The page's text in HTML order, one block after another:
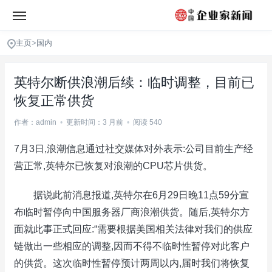
主页> 国内
英特尔断供浪潮后续：临时调整，目前已
恢复正常供货
作者：admin • 更新时间：3 月前 • 阅读 540
7月3日,浪潮信息通过社交媒体对外表示:公司目前生产经
营正常,英特尔已恢复对浪潮的CPU芯片供货。
据说此前消息报道,英特尔在6月29日晚11点59分宣
布临时暂停向中国服务器厂商浪潮供货。随后,英特尔方
面就此事正式回应:“需要根据美国相关法律对我们的供应
链做出一些相应的调整,因而不得不临时性暂停对此客户
的供货。这次临时性暂停预计两周以内,届时我们将恢复